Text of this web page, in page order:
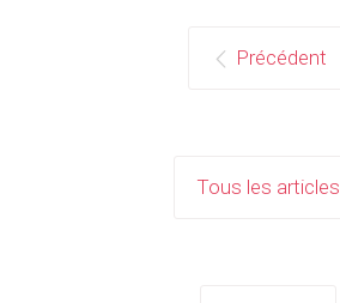
Précédent
Tous les articles